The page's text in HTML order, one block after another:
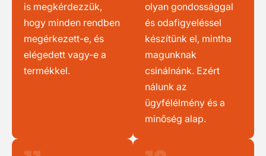
is megkérdezzük,
hogy minden rendben
megérkezett-e, és
elégedett vagy-e a
termékkel.
olyan gondossággal
és odafigyeléssel
készítünk el, mintha
magunknak
csinálnánk. Ezért
nálunk az
ügyfélélmény és a
minőség alap.